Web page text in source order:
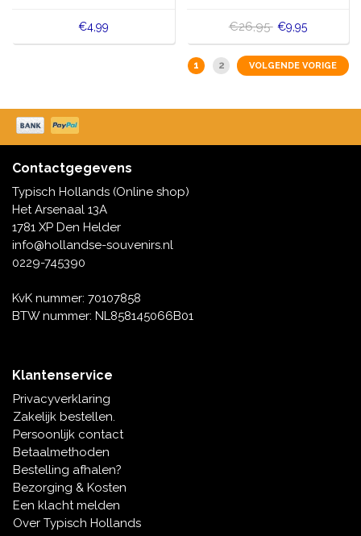
€4,99 €26,95 €9,95
1 2 VOLGENDE VORIGE
Contactgegevens
Typisch Hollands (Online shop)
Het Arsenaal 13A
1781 XP Den Helder
info@hollandse-souvenirs.nl
0229-745390
KvK nummer: 70107858
BTW nummer: NL858145066B01
Klantenservice
Privacyverklaring
Zakelijk bestellen.
Persoonlijk contact
Betaalmethoden
Bestelling afhalen?
Bezorging & Kosten
Een klacht melden
Over Typisch Hollands